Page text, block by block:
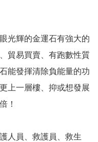
光輝的金運石有強大的
貿易買賣、有跑數性質
能發揮清除負能量的功
上一層樓、抑或想發展
！
人員、救護員、救生